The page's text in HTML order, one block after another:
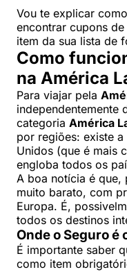
Vou te explicar
encontrar cupons
item da sua lista de
Como
na América
Para viajar pela
independentemente
categoria América
por regiões: existe
Unidos (que é mais
engloba todos os
A boa notícia é que,
muito barato, com
Europa. É,
todos os destinos
Onde o Seguro é
É importante saber
como item